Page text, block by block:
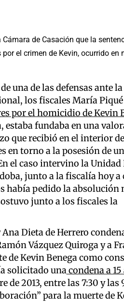
de Casación que la
el crimen de Kevin, ocurrido en
una de las defensas ante la
los fiscales María
por el homicidio de Kevin
estaba fundaba en una
que recibió en el interior
en torno a la posesión de
el caso intervino la Unidad
junto a la fiscalía hoy a
había pedido la absolución
junto a los fiscales la
Dieta de Herrero
Vázquez Quiroga y a
Kevin Benega como
solicitado unacondena a 15
2013, entre las 7:30 y las
para la muerte de